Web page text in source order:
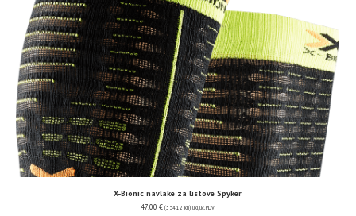
X-Bionic navlake za listove Spyker
47.00 € (354.12 kn) uključ. PDV